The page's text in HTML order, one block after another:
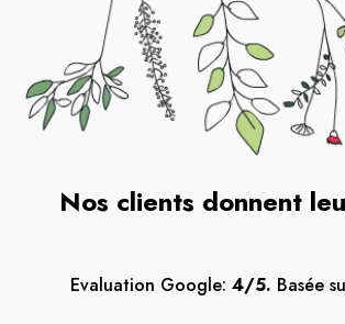
Nos clients donnent
Evaluation Google: 4/5. Basée